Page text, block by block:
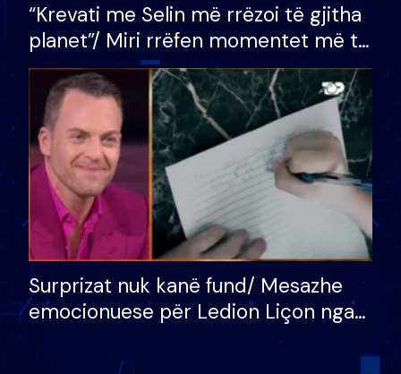
“Krevati me Selin më rrëzoi të gjitha
planet”/ Miri rrëfen momentet më të
bukura në shtëpinë e BB VIP: Do më
mungojë zilja e mëngjesit kur…
Surprizat nuk kanë fund/ Mesazhe
emocionuese për Ledion Liçon nga
nëna dhe fëmijët e tij, moderatori
nuk i mban dot lotët: Nuk meritoj…